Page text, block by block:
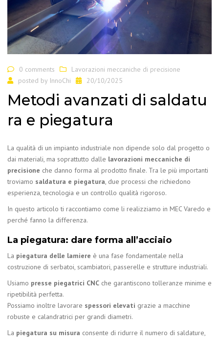
0 comments
Lavorazioni meccaniche di precisione
posted by InnoChi 20/10/2025
Metodi avanzati di saldatu
ra e piegatura
La qualità di un impianto industriale non dipende solo dal progetto o
dai materiali, ma soprattutto dalle lavorazioni meccaniche di
precisione che danno forma al prodotto finale. Tra le più importanti
troviamo saldatura e piegatura, due processi che richiedono
esperienza, tecnologia e un controllo qualità rigoroso.
In questo articolo ti raccontiamo come li realizziamo in MEC Varedo e
perché fanno la differenza.
La piegatura: dare forma all’acciaio
La piegatura delle lamiere è una fase fondamentale nella
costruzione di serbatoi, scambiatori, passerelle e strutture industriali.
Usiamo presse piegatrici CNC che garantiscono tolleranze minime e
ripetibilità perfetta.
Possiamo inoltre lavorare spessori elevati grazie a macchine
robuste e calandratrici per grandi diametri.
La piegatura su misura consente di ridurre il numero di saldature,